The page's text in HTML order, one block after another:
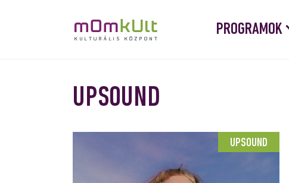
PROGRAMOK
UPSOUND
UPSOUND